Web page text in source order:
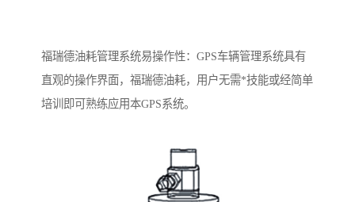
福瑞德油耗管理系统易操作性：GPS车辆管理系统具有
直观的操作界面，福瑞德油耗，用户无需*技能或经简单
培训即可熟练应用本GPS系统。